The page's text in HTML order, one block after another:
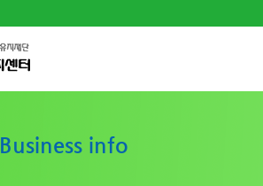
Business info